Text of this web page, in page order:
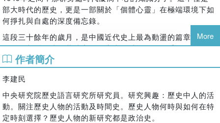
「歷史真相，往往藏在那些不被承認的權力動機裡。」
如果您也曾在歷史的廢墟中感到困惑，如果您想理解為何民國
人的生存充滿了「大痛苦」，請跟隨本書，在京都的錢湯雲霧
與南港的大坑溪畔，開啟這場與亡靈的跨時空對話
寫給所有對生命尊嚴仍有堅持的人，最深沉的時代祭文。
部大時代的歷史，更是一部關於「個體心靈」在極端環境下如
何掙扎與自處的深度備忘錄。
這段三十餘年的歲月，是中國近代史上最為動盪的篇章。面對
政局的劇烈更迭、舊秩序的徹底崩解以及價值的重組，當時的
知識人承受了常人難以想像的精神壓力。本書旨在探尋這些人
在生命抉擇中的「苦痛」——那種在理想與現實、生存與信仰
之間擺盪的憂懼與不安。透過作者既具敘事張力又富哲學省思
的筆觸，讀者能感受到在那個混亂時代裡，個體靈魂所產生的
深刻裂痕。
More
作者簡介
李建民
中央研究院歷史語言研究所研究員。研究興趣：歷史中人的活
動。關注歷史人物的活動及時間史。歷史人物何時與如何在特
定時刻選擇？歷史人物的新研究都是政治史。